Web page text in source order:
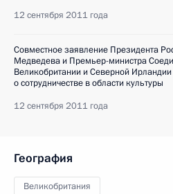
12 сентября 2011 года
Совместное заявление Президента
Медведева и Премьер-министра
Великобритании и Северной
о сотрудничестве в области культуры
12 сентября 2011 года
География
Великобритания